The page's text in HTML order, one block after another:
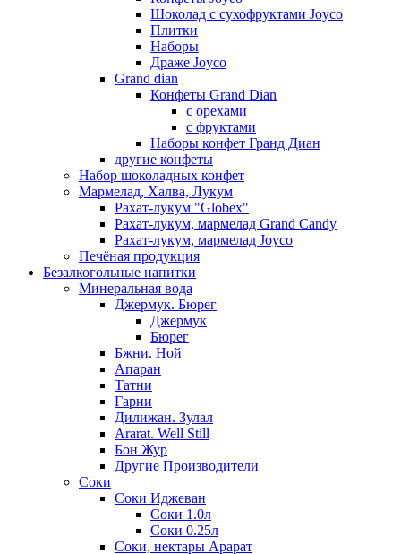
Шоколад с сухофруктами Joyco
Плитки
Наборы
Драже Joyco
Grand dian
Конфеты Grand Dian
с орехами
с фруктами
Наборы конфет Гранд Диан
другие конфеты
Набор шоколадных конфет
Мармелад, Халва, Лукум
Рахат-лукум "Globex"
Рахат-лукум, мармелад Grand Candy
Рахат-лукум, мармелад Joyco
Печёная продукция
Безалкогольные напитки
Минеральная вода
Джермук. Бюрег
Джермук
Бюрег
Бжни. Ной
Апаран
Татни
Гарни
Дилижан. Зулал
Ararat. Well Still
Бон Жур
Другие Производители
Соки
Соки Иджеван
Соки 1.0л
Соки 0.25л
Соки, нектары Арарат